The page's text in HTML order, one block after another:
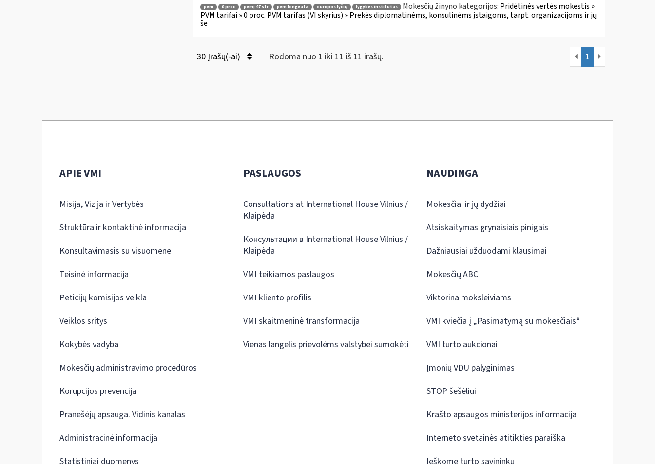
pvm 0 proc pvmį 47 str pvm lengvata europos lyčių lygybės institutas Mokesčių žinyno kategorijos: Pridėtinės vertės mokestis »
PVM tarifai » 0 proc. PVM tarifas (VI skyrius) » Prekės diplomatinėms, konsulinėms įstaigoms, tarpt. organizacijoms ir jų
še
30 Įrašų(-ai) Rodoma nuo 1 iki 11 iš 11 irašų. 1
APIE VMI
Misija, Vizija ir Vertybės
Struktūra ir kontaktinė informacija
Konsultavimasis su visuomene
Teisinė informacija
Peticijų komisijos veikla
Veiklos sritys
Kokybės vadyba
Mokesčių administravimo procedūros
Korupcijos prevencija
Pranešėjų apsauga. Vidinis kanalas
Administracinė informacija
Statistiniai duomenys
PASLAUGOS
Consultations at International House Vilnius /
Klaipėda
Консультации в International House Vilnius /
Klaipėda
VMI teikiamos paslaugos
VMI kliento profilis
VMI skaitmeninė transformacija
Vienas langelis prievolėms valstybei sumokėti
NAUDINGA
Mokesčiai ir jų dydžiai
Atsiskaitymas grynaisiais pinigais
Dažniausiai užduodami klausimai
Mokesčių ABC
Viktorina moksleiviams
VMI kviečia į „Pasimatymą su mokesčiais“
VMI turto aukcionai
Įmonių VDU palyginimas
STOP šešėliui
Krašto apsaugos ministerijos informacija
Interneto svetainės atitikties paraiška
Ieškome turto savininkų